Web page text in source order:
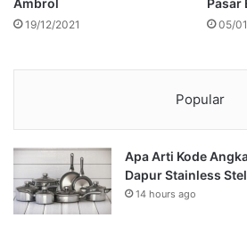
19/12/2021 05/
Popular
Apa Arti Kode
Dapur Stainless
14 hours ago